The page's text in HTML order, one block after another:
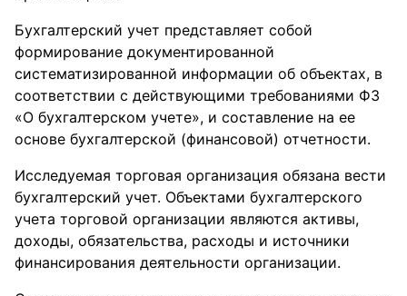
Бухгалтерский учет представляет собой
формирование документированной
систематизированной информации об объектах, в
соответствии с действующими требованиями ФЗ
«О бухгалтерском учете», и составление на ее
основе бухгалтерской (финансовой) отчетности.
Исследуемая торговая организация обязана вести
бухгалтерский учет. Объектами бухгалтерского
учета торговой организации являются активы,
доходы, обязательства, расходы и источники
финансирования деятельности организации.